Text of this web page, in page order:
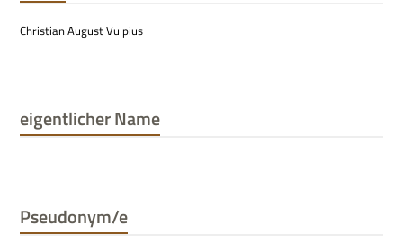
Christian August Vulpius
eigentlicher Name
Pseudonym/e